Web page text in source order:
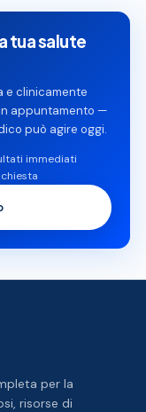
tua salute
e clinicamente
appuntamento —
può agire oggi.
immediati
per la
risorse di